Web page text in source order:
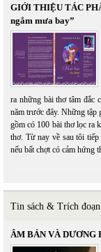
GIỚI THIỆU TÁC
ngắm mưa bay”
ra những bài thơ tâm đắc
năm trước đây. Những tập
gồm có 100 bài thơ lọc ra
thơ. Từ nay về sau tôi
nếu bất chợt có cảm hứng
Tin sách & Trích đoạn
ÂM BẢN VÀ DƯƠNG